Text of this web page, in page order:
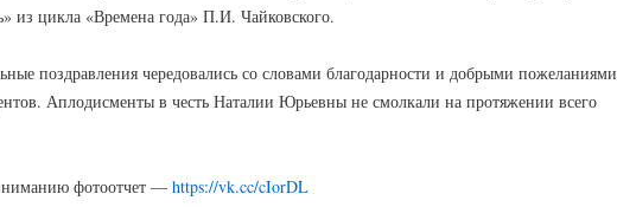
из цикла «Времена года» П.И. Чайковского.
поздравления чередовались со словами благодарности и добрыми пожеланиями
Аплодисменты в честь Наталии Юрьевны не смолкали на протяжении всего
фотоотчет — https://vk.cc/cIorDL